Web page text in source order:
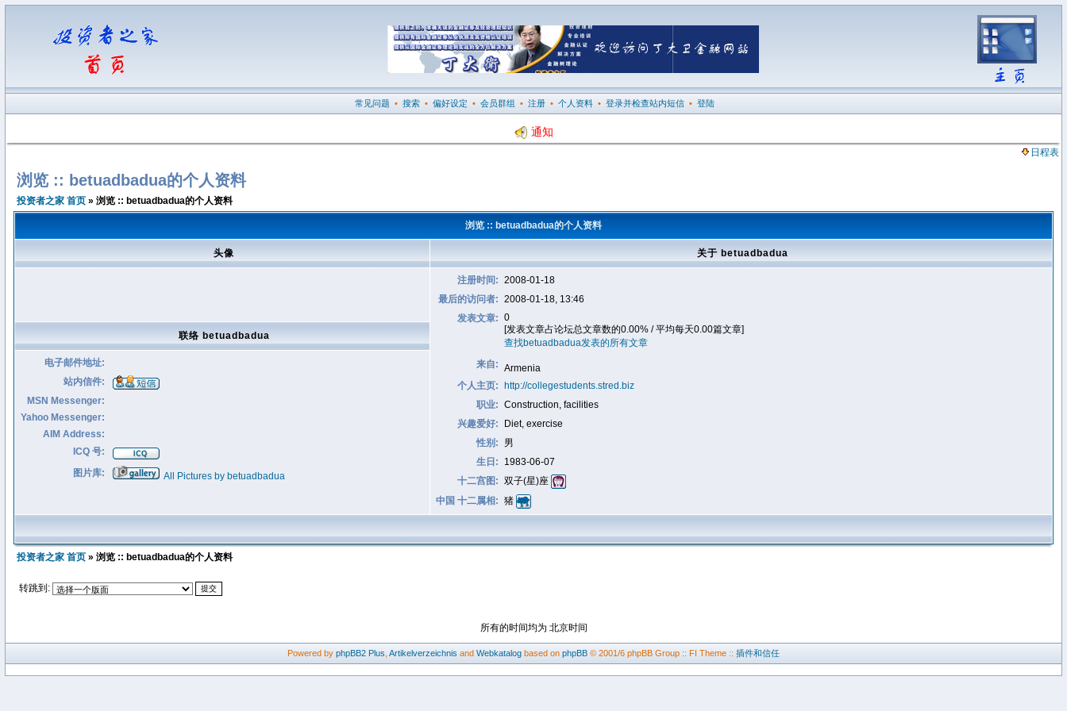
常见问题 • 搜索 • 偏好设定 • 会员群组 • 注册 • 个人资料 • 登录并检查站内短信 • 登陆
通知
日程表
浏览 :: betuadbadua的个人资料
投资者之家 首页 » 浏览 :: betuadbadua的个人资料
浏览 :: betuadbadua的个人资料
头像 关于 betuadbadua
注册时间: 2008-01-18
最后的访问者: 2008-01-18, 13:46
发表文章: 0
[发表文章占论坛总文章数的0.00% / 平均每天0.00篇文章]
查找betuadbadua发表的所有文章
来自: Armenia
个人主页:
http://collegestudents.stred.biz
职业: Construction, facilities
兴趣爱好:
Diet, exercise
性别:
男
生日:
1983-06-07
十二宫图: 双子(星)座
中国 十二属相: 猪
联络 betuadbadua
电子邮件地址:
站内信件:
MSN Messenger:
Yahoo Messenger:
AIM Address:
ICQ 号:
图片库:
All Pictures by betuadbadua
投资者之家 首页 » 浏览 :: betuadbadua的个人资料
转跳到:
所有的时间均为 北京时间
Powered by phpBB2 Plus Artikelverzeichnis and Webkatalog based on phpBB © 2001/6 phpBB Group :: FI Theme :: 插件和信任